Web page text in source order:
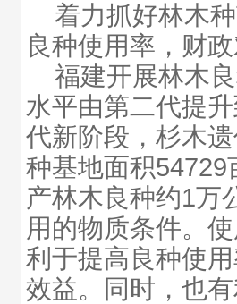
着力抓好林木
良种使用率，财
福建开展林木
水平由第二代提
代新阶段，杉木
种基地面积
产林木良种约1万
用的物质条件。
利于提高良种使
效益。同时，也